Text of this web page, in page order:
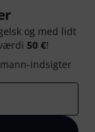
og med lidt
50 €!
indsigter